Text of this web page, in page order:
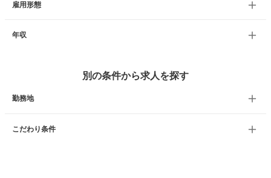
雇用形態
年収
別の条件から求人を探す
勤務地
こだわり条件